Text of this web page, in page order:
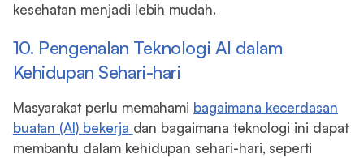
kesehatan menjadi lebih mudah.
10. Pengenalan Teknologi AI dalam
Kehidupan Sehari-hari
Masyarakat perlu memahami bagaimana kecerdasan
buatan (AI) bekerja dan bagaimana teknologi ini dapat
membantu dalam kehidupan sehari-hari, seperti